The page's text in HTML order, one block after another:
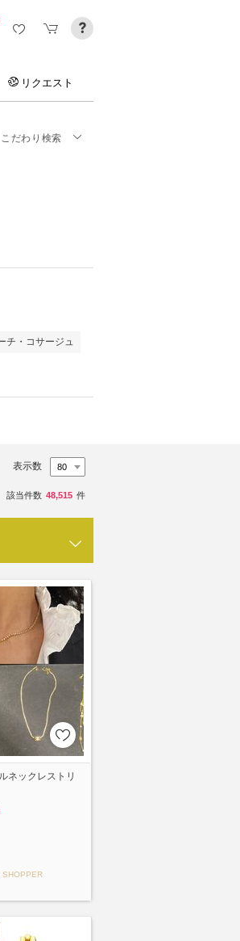
リクエスト
こだわり検索
チ・コサージュ
表示数
該当件数 48,515 件
ネックレストリ
SHOPPER